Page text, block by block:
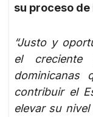
su proceso
“Justo y
el creciente
dominicanas
contribuir el
elevar su